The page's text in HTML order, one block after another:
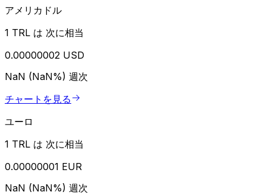
アメリカドル
1 TRL は 次に相当
0.00000002 USD
NaN (NaN%) 週次
チャートを見る
ユーロ
1 TRL は 次に相当
0.00000001 EUR
NaN (NaN%) 週次